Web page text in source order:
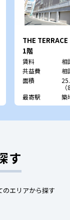
THE
1階
賃料
相
共益費
相
面積
最寄駅
築
す
のエリアから探す